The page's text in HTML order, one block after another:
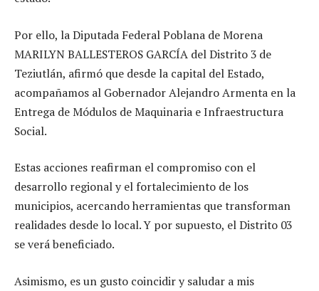
Por ello, la Diputada Federal Poblana de Morena
MARILYN BALLESTEROS GARCÍA del Distrito 3 de
Teziutlán, afirmó que desde la capital del Estado,
acompañamos al Gobernador Alejandro Armenta en la
Entrega de Módulos de Maquinaria e Infraestructura
Social.
Estas acciones reafirman el compromiso con el
desarrollo regional y el fortalecimiento de los
municipios, acercando herramientas que transforman
realidades desde lo local. Y por supuesto, el Distrito 03
se verá beneficiado.
Asimismo, es un gusto coincidir y saludar a mis